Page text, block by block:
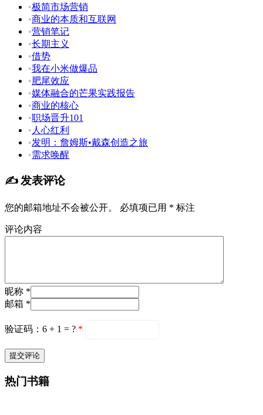
•极简市场营销
•商业的本质和互联网
•营销笔记
•长期主义
•借势
•我在小米做爆品
•肥尾效应
•媒体融合的芒果实践报告
•商业的核心
•职场晋升101
• 人心红利
•发明：詹姆斯•戴森创造之旅
•需求唤醒
✍️ 发表评论
您的邮箱地址不会被公开。 必填项已用 * 标注
评论内容
昵称 *
邮箱 *
验证码：6 + 1 = ? *
热门书籍